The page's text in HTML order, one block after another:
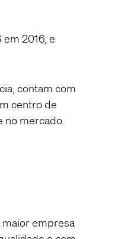
2016, e
contam com
centro de
no mercado.
maior empresa